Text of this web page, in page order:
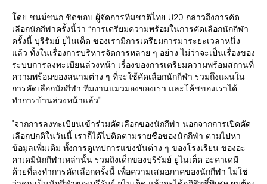
โดย ชนม์ชนก ชิดชอบ ผู้จัดการทีมชาติไทย U20 กล่าวถึงการคัด
เลือกนักกีฬาครั้งนี้ว่า “การเตรียมความพร้อมในการคัดเลือกนักกีฬา
ครั้งนี้ บุรีรัมย์ ยูไนเต็ด ของเรามีการเตรียมการมาระยะเวลาหนึ่ง
แล้ว ทั้งในเรื่องการบริหารจัดการหลาย ๆ อย่าง ไม่ว่าจะเป็นเรื่องของ
ระบบการลงทะเบียนล่วงหน้า เรื่องของการเตรียมความพร้อมสถานที่
ความพร้อมของสนามต่าง ๆ ที่จะใช้คัดเลือกนักกีฬา รวมถึงแผนใน
การคัดเลือกนักกีฬา ทีมงานแมวมองของเรา และโค้ชของเราได้
ทำการบ้านล่วงหน้าแล้ว"
"จากการลงทะเบียนเข้าร่วมคัดเลือกของนักกีฬา นอกจากการเปิดคัด
เลือกปกติในวันนี้ เราก็ได้ไปติดตามรายชื่อของนักกีฬา ตามไปหา
ข้อมูลเพิ่มเติม ทั้งการดูเทปการแข่งขันต่าง ๆ ของโรงเรียน ของอะ
คาเดมีนักกีฬาเหล่านั้น รวมถึงเด็กของบุรีรัมย์ ยูไนเต็ด อะคาเดมี
ด้วยที่ลงทำการคัดเลือกครั้งนี้ เพื่อความเสมอภาคของนักกีฬา ไม่ใช่